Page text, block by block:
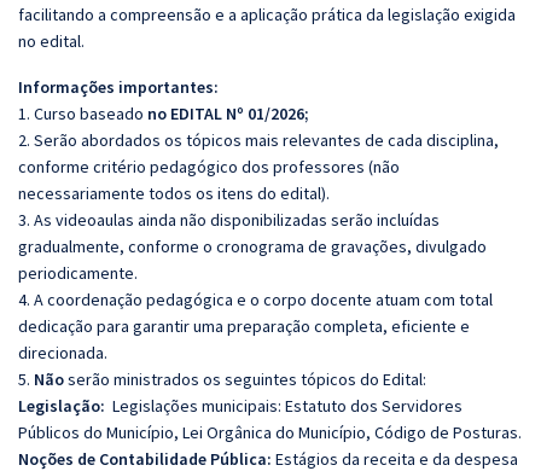
facilitando a compreensão e a aplicação prática da legislação exigida
no edital.
Informações importantes:
1. Curso baseado no EDITAL Nº 01/2026;
2. Serão abordados os tópicos mais relevantes de cada disciplina,
conforme critério pedagógico dos professores (não
necessariamente todos os itens do edital).
3. As videoaulas ainda não disponibilizadas serão incluídas
gradualmente, conforme o cronograma de gravações, divulgado
periodicamente.
4. A coordenação pedagógica e o corpo docente atuam com total
dedicação para garantir uma preparação completa, eficiente e
direcionada.
5. Nãoserão ministrados os seguintes tópicos do Edital:
Legislação: Legislações municipais: Estatuto dos Servidores
Públicos do Município, Lei Orgânica do Município, Código de Posturas.
Noções de Contabilidade Pública: Estágios da receita e da despesa